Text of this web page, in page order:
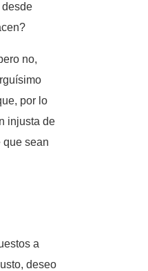
desde
no,
por lo
injusta de
que sean
a
deseo